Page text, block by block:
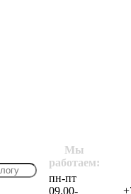
Мы
работаем:
пн-пт
09.00-